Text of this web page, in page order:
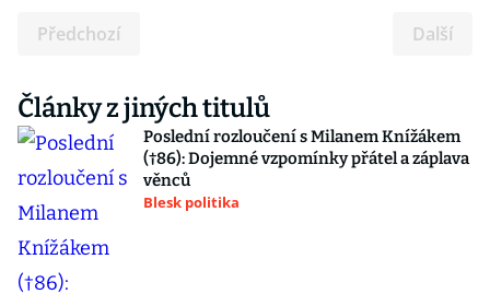
Předchozí Další
Články z jiných titulů
Poslední rozloučení s Milanem Knížákem
(†86): Dojemné vzpomínky přátel a záplava
věnců
Blesk politika